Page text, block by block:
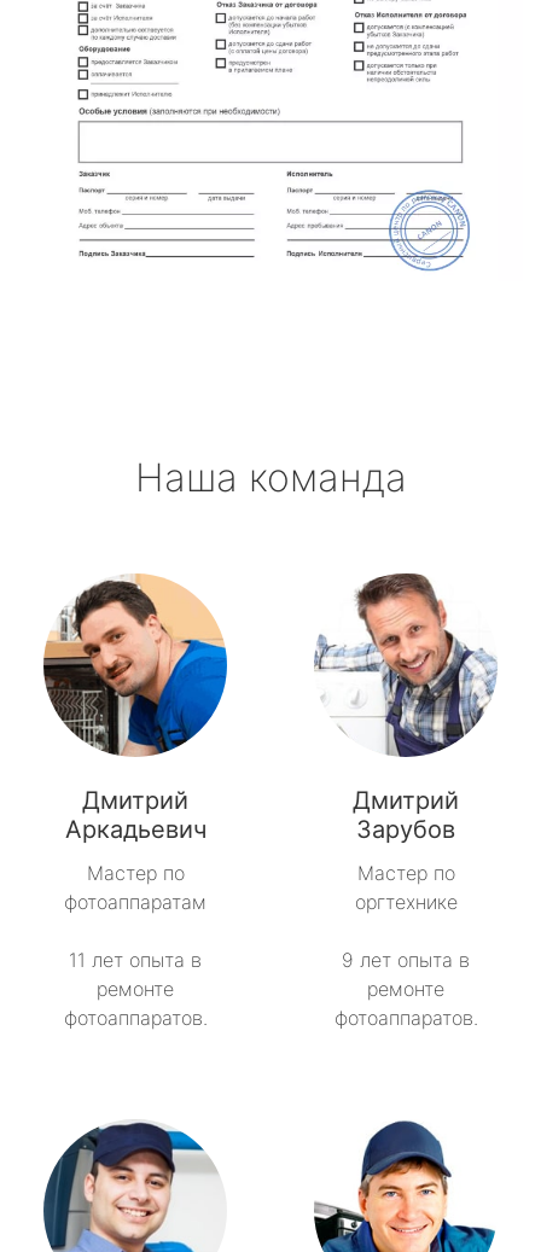
Наша команда
Дмитрий
Аркадьевич
Мастер по
фотоаппаратам
11 лет опыта в
ремонте
фотоаппаратов.
Дмитрий
Зарубов
Мастер по
оргтехнике
9 лет опыта в
ремонте
фотоаппаратов.